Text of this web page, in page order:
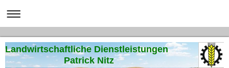
Landwirtschaftliche Dienstleistungen
Patrick Nitz